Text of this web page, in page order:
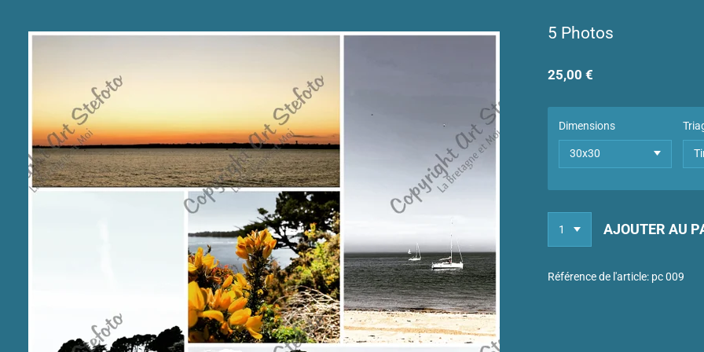
5 Photos
25,00 €
Dimensions
AJOUTER AU
Référence de l'article: pc 009